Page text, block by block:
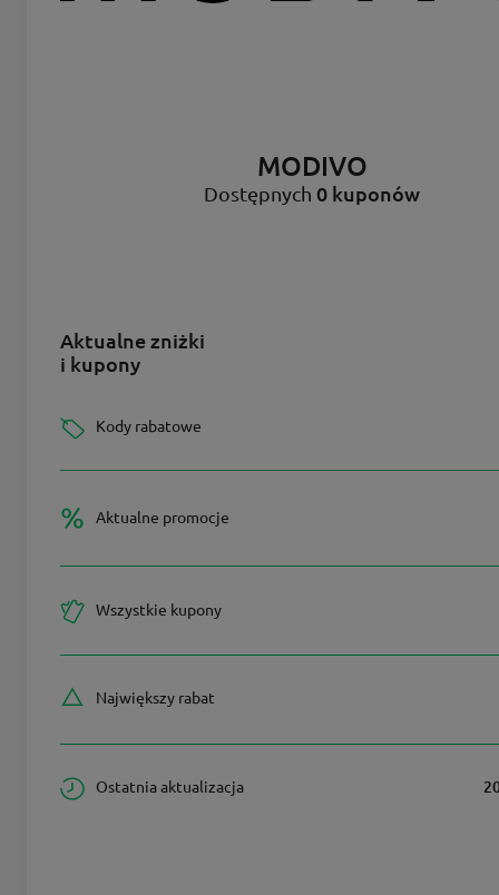
MODIVO
Dostępnych 0 kuponów
Aktualne zniżki
i kupony
Kody rabatowe
Aktualne promocje
Wszystkie kupony
Największy rabat
Ostatnia aktualizacja